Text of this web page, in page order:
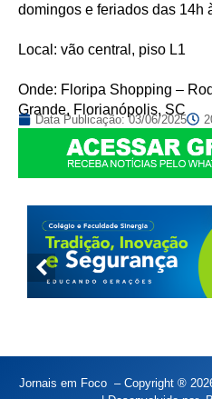
domingos e feriados das 14h
Local: vão central, piso L1
Onde: Floripa Shopping –
Grande, Florianópolis, SC
Data Publicação:03/06/2025
Jornais em Foco – Copyright ®